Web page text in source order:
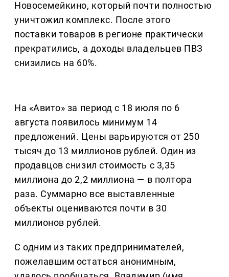
Новосемейкино, который почти полностью
уничтожил комплекс. После этого
поставки товаров в регионе практически
прекратились, а доходы владельцев ПВЗ
снизились на 60%.
На «Авито» за период с 18 июля по 6
августа появилось минимум 14
предложений. Цены варьируются от 250
тысяч до 13 миллионов рублей. Один из
продавцов снизил стоимость с 3,35
миллиона до 2,2 миллиона — в полтора
раза. Суммарно все выставленные
объекты оцениваются почти в 30
миллионов рублей.
С одним из таких предпринимателей,
пожелавшим остаться анонимным,